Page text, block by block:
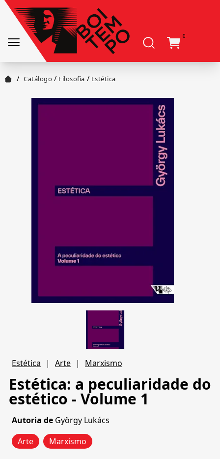
0
/ Catálogo / Filosofia / Estética
Estética | Arte | Marxismo
Estética: a peculiaridade do
estético - Volume 1
Autoria de György Lukács
Arte
Marxismo